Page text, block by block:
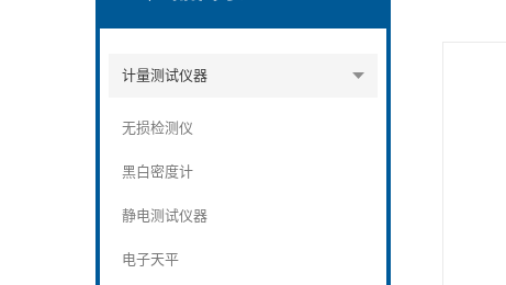
计量测试仪器
无损检测仪
黑白密度计
静电测试仪器
电子天平